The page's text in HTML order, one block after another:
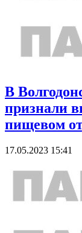
В
признали
пищевом
17.05.2023 15:41